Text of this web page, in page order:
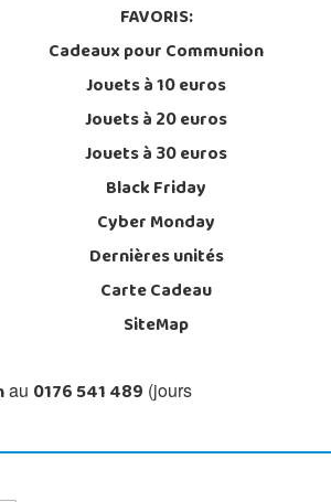
FAVORIS:
Cadeaux pour Communion
Jouets à 10 euros
Jouets à 20 euros
Jouets à 30 euros
Black Friday
Cyber Monday
Dernières unités
Carte Cadeau
SiteMap
au 0176 541 489 (jours